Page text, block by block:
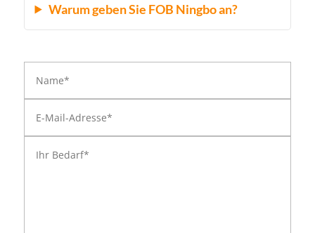
Warum geben Sie FOB Ningbo an?